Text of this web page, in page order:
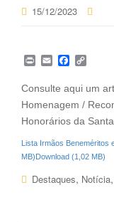
15/12/2023
P
n
t
E
a
i
l
e
b
o
o
k
y
L
i
n
k
Consulte aqui um
Homenagem /
Honorários da
Lista Irmãos Beneméritos
Download
Destaques, Notícia,